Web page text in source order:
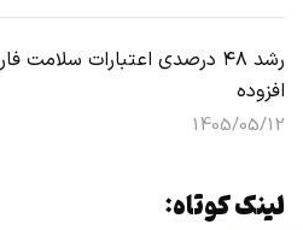
رشد ۴۸ درصدی اعتبارات
افزوده
1405/05/12
لینک کوتاه: